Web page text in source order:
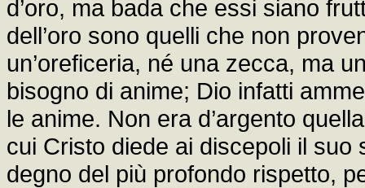
d’oro, ma bada che essi siano
dell’oro sono quelli che non
un’oreficeria, né una zecca, ma
bisogno di anime; Dio infatti
le anime. Non era d’argento
cui Cristo diede ai discepoli il
degno del più profondo rispetto,